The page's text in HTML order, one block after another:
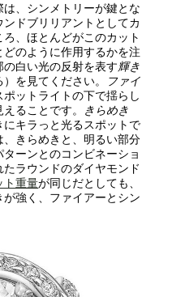
、シンメトリーが鍵とな
ドブリリアントとしてカ
、ほとんどがこのカット
のように作用するかを注
白い光の反射を表す輝き
を見てください。
ファイ
ットライトの下で揺らし
ることです。 きらめき
キラっと光るスポットで
、きらめきと、明るい部分
ーンとのコンビネーショ
ラウンドのダイヤモンド
ト重量が同じだとしても、
強く、ファイアーとシン